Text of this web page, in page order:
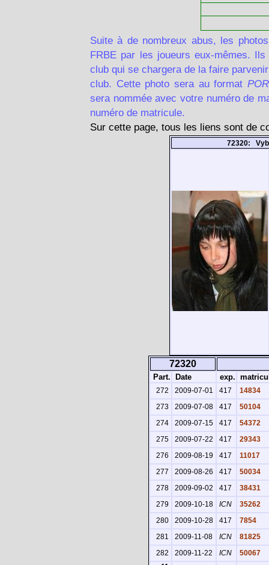
Suite à de nombreux abus, les
FRBE par les joueurs eux-mêmes.
club qui se chargera de la faire
club. Cette photo sera au format
sera nommée avec votre numéro de
numéro de matricule.
Sur cette page, tous les liens sont de
72320:
72320
Part. Date exp.
272 2009-07-01 417
14834
273
2009-07-08 417
50104
274
2009-07-15 417
54372
275
2009-07-22 417
29343
276
2009-08-19 417
11017
277
2009-08-26 417
50034
278
2009-09-02 417
38431
279
2009-10-18 ICN
35262
280
2009-10-28 417
7854
281
2009-11-08 ICN
81825
282
2009-11-22 ICN
50067